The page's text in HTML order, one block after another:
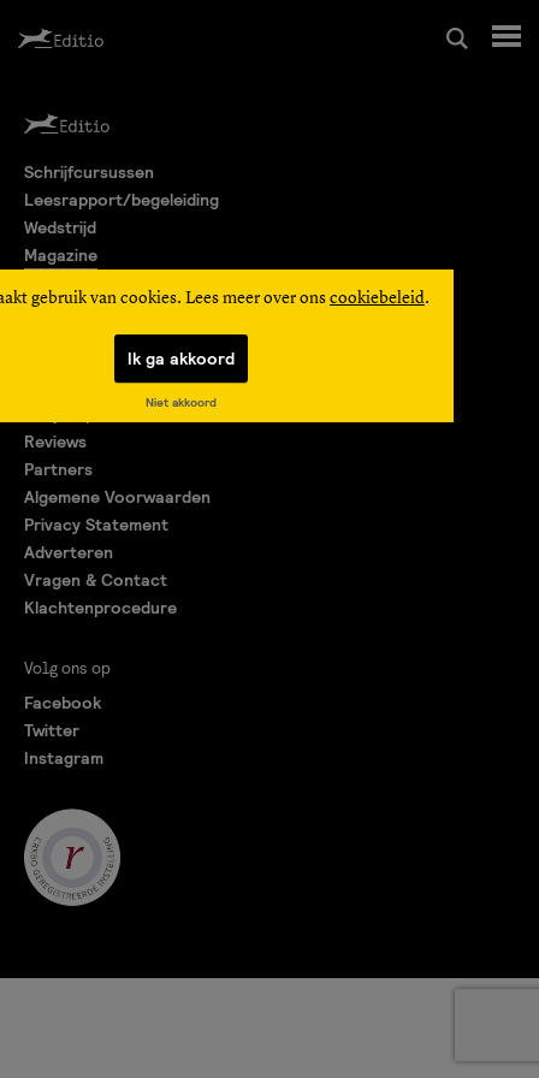
Leesrapport/begeleiding
Wedstrijd
Editio Producties
gebruik van cookies. Lees meer over ons cookiebeleid.
Ik ga akkoord
Niet akkoord
Schrijfcursussen
Leesrapport/begeleiding
Wedstrijd
Magazine
Reviews
Partners
Algemene Voorwaarden
Privacy Statement
Adverteren
Vragen & Contact
Klachtenprocedure
Volg ons op
Facebook
Twitter
Instagram